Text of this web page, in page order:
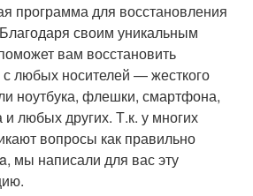
программа для восстановления
своим уникальным
вам восстановить
любых носителей — жесткого
ноутбука, флешки, смартфона,
любых других. Т.к. у многих
вопросы как правильно
мы написали для вас эту